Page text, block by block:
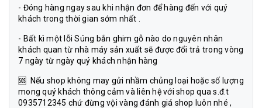
- Đóng hàng ngay sau khi nhận đơn để hàng đến với quý
khách trong thời gian sớm nhất .
- Bất kì một lỗi Súng bắn ghim gỗ nào do nguyên nhân
khách quan từ nhà máy sản xuất sẽ được đổi trả trong vòng
7 ngày từ ngày quý khách nhận hàng
🆘 Nếu shop không may gửi nhầm chủng loại hoặc số lượng
mong quý khách thông cảm và liên hệ với shop qua s.đ.t
0935712345 chứ đừng vội vàng đánh giá shop luôn nhé ,